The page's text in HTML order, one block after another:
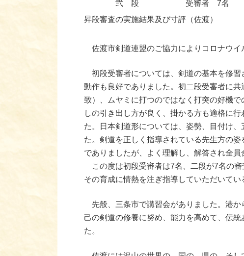
弐 段 受審者 7名
昇段審査の実施結果及び寸評（佐渡）
佐渡市剣道連盟のご協力によりコロナウイ
初段受審者については、剣道の基本を修習
動作も良好でありました。初二段受審者に
致）、ムヤミに打つのではなく打突の好機
しの引き出し方が良く、掛かる方も適格に
た。日本剣道形については、姿勢、目付け
た。剣道を正しく指導されている先生方の
でありましたが、よく理解し、解答され全員
この度は初段受審者は7名、二段が7名の審
その育成に情熱を注ぎ指導していただいて
先般、三条市で講習会がありました。港か
己の剣道の修養に努め、能力を高めて、伝
た。